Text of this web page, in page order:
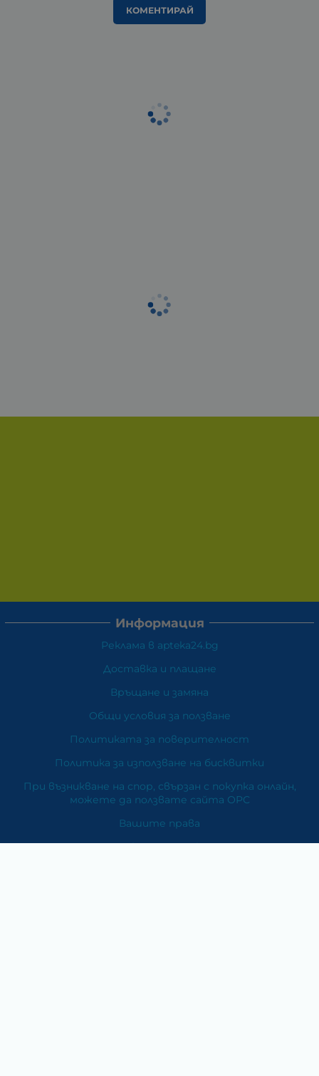
КОМЕНТИРАЙ
Информация
Реклама в apteka24.bg
Доставка и плащане
Връщане и замяна
Общи условия за ползване
Политиката за поверителност
Политика за използване на бисквитки
При възникване на спор, свързан с покупка онлайн,
можете да ползвате сайта ОРС
Вашите права
Отказ от сделка